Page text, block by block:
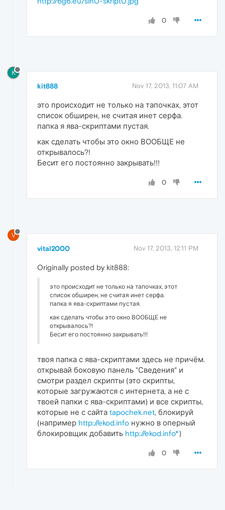
0
K
kit888 Nov 17, 2013, 11:07 AM
это происходит не только на тапочках, этот
список обширен, не считая инет серфа.
папка я ява-скриптами пустая.
как сделать чтобы это окно ВООБЩЕ не
открывалось?!
Бесит его постоянно закрывать!!!
0
V
vital2000 Nov 17, 2013, 12:11 PM
Originally posted by kit888:
это происходит не только на тапочках, этот
список обширен, не считая инет серфа.
папка я ява-скриптами пустая.
как сделать чтобы это окно ВООБЩЕ не
открывалось?!
Бесит его постоянно закрывать!!!
твоя папка с ява-скриптами здесь не причём.
открывай боковую панель "Сведения" и
смотри раздел скрипты (это скрипты,
которые загружаются с интернета, а не с
твоей папки с ява-скриптами) и все скрипты,
которые не с сайта tapochek.net, блокируй
(например http://ekod.info нужно в оперный
блокировщик добавить http://ekod.info*)
0